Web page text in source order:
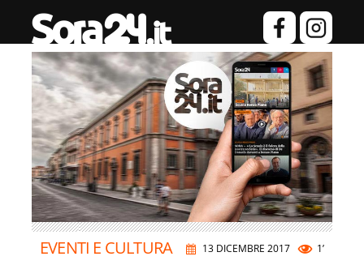
13 DICEMBRE 2017 1’
EVENTI E CULTURA